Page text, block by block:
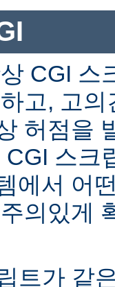
CGI 스
고, 고
허점을
스크
에서 어
의있게
트가 같